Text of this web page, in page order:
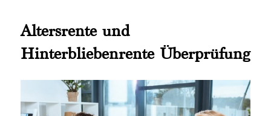
Altersrente und
Hinterbliebenrente Überprüfung